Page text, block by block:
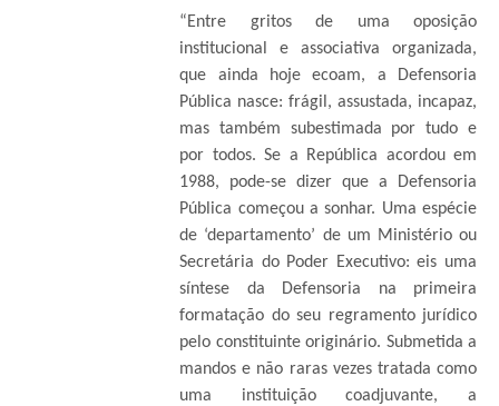
“Entre gritos de uma oposição
institucional e associativa organizada,
que ainda hoje ecoam, a Defensoria
Pública nasce: frágil, assustada, incapaz,
mas também subestimada por tudo e
por todos. Se a República acordou em
1988, pode-se dizer que a Defensoria
Pública começou a sonhar. Uma espécie
de ‘departamento’ de um Ministério ou
Secretária do Poder Executivo: eis uma
síntese da Defensoria na primeira
formatação do seu regramento jurídico
pelo constituinte originário. Submetida a
mandos e não raras vezes tratada como
uma instituição coadjuvante, a